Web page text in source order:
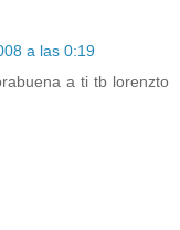
a las 0:19
a ti tb lorenzto